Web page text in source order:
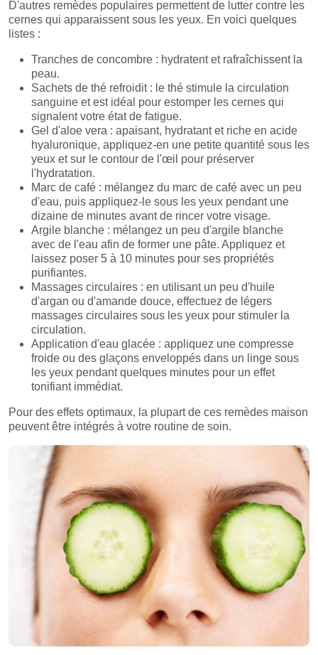
D'autres remèdes populaires permettent de lutter contre les
cernes qui apparaissent sous les yeux. En voici quelques
listes :
Tranches de concombre : hydratent et rafraîchissent la
peau.
Sachets de thé refroidit : le thé stimule la circulation
sanguine et est idéal pour estomper les cernes qui
signalent votre état de fatigue.
Gel d'aloe vera : apaisant, hydratant et riche en acide
hyaluronique, appliquez-en une petite quantité sous les
yeux et sur le contour de l'œil pour préserver
l'hydratation.
Marc de café : mélangez du marc de café avec un peu
d'eau, puis appliquez-le sous les yeux pendant une
dizaine de minutes avant de rincer votre visage.
Argile blanche : mélangez un peu d'argile blanche
avec de l'eau afin de former une pâte. Appliquez et
laissez poser 5 à 10 minutes pour ses propriétés
purifiantes.
Massages circulaires : en utilisant un peu d'huile
d'argan ou d'amande douce, effectuez de légers
massages circulaires sous les yeux pour stimuler la
circulation.
Application d'eau glacée : appliquez une compresse
froide ou des glaçons enveloppés dans un linge sous
les yeux pendant quelques minutes pour un effet
tonifiant immédiat.
Pour des effets optimaux, la plupart de ces remèdes maison
peuvent être intégrés à votre routine de soin.